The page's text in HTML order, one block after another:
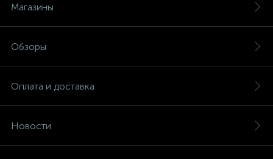
Магазины
Обзоры
Оплата и доставка
Новости